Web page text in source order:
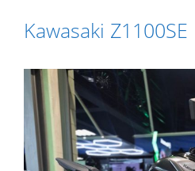
Kawasaki Z1100SE